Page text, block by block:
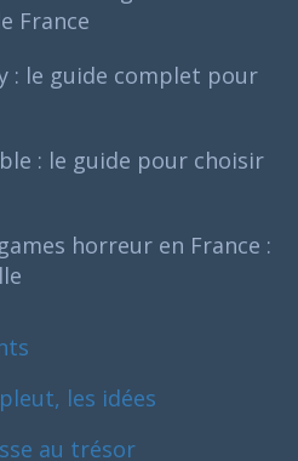
France
: le guide complet pour
: le guide pour choisir
horreur en France :
les idées
au trésor